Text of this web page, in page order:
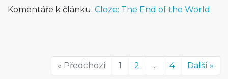
Komentáře k článku: Cloze: The End of the World
« Předchozí 1 2 ... 4 Další »